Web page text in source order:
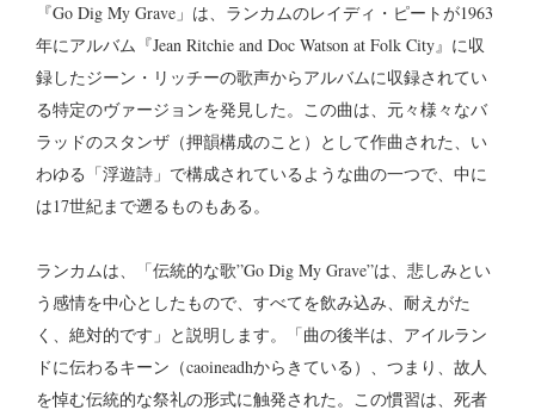
『Go Dig My Grave」は、ランカムのレイディ・ピートが1963
年にアルバム『Jean Ritchie and Doc Watson at Folk City』に収
録したジーン・リッチーの歌声からアルバムに収録されてい
る特定のヴァージョンを発見した。この曲は、元々様々なバ
ラッドのスタンザ（押韻構成のこと）として作曲された、い
わゆる「浮遊詩」で構成されているような曲の一つで、中に
は17世紀まで遡るものもある。
ランカムは、「伝統的な歌”Go Dig My Grave”は、悲しみとい
う感情を中心としたもので、すべてを飲み込み、耐えがた
く、絶対的です」と説明します。「曲の後半は、アイルラン
ドに伝わるキーン（caoineadhからきている）、つまり、故人
を悼む伝統的な祭礼の形式に触発された。この慣習は、死者